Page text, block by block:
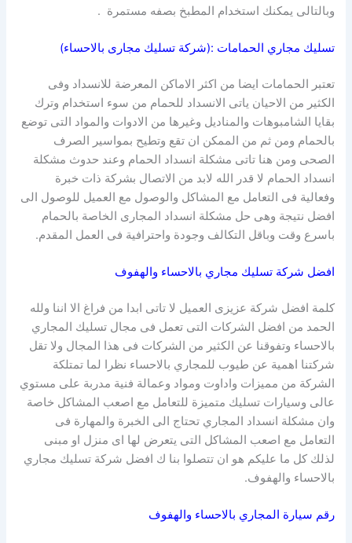
وبالتالى يمكنك استخدام المطبخ بصفه مستمرة .
تسليك مجاري الحمامات :(شركة تسليك مجارى بالاحساء)
تعتبر الحمامات ايضا من اكثر الاماكن المعرضة للانسداد وفى
الكثير من الاحيان ياتى الانسداد للحمام من سوء استخدام وترك
بقايا الشامبوهات والمناديل وغيرها من الادوات والمواد التى توضع
بالحمام ومن ثم من الممكن ان تقع وتطيح بمواسير الصرف
الصحى ومن هنا تاتى مشكلة انسداد الحمام وعند حدوث مشكلة
انسداد الحمام لا قدر الله لابد من الاتصال بشركة ذات خبرة
وفعالية فى التعامل مع المشاكل والوصول مع العميل للوصول الى
افضل نتيجة وهى حل مشكلة انسداد المجارى الخاصة بالحمام
باسرع وقت وباقل التكالف وجودة واحترافية فى العمل المقدم.
افضل شركة تسليك مجاري بالاحساء والهفوف
كلمة افضل شركة عزيزى العميل لا تاتى ابدا من فراغ الا اننا ولله
الحمد من افضل الشركات التى تعمل فى مجال تسليك المجاري
بالاحساء وتفوقنا عن الكثير من الشركات فى هذا المجال ولا تقل
شركتنا اهمية عن طيوب للمجاري بالاحساء نظرا لما تمتلكة
الشركة من مميزات واداوت ومواد وعمالة فنية مدربة على مستوي
عالى وسيارات تسليك متميزة للتعامل مع اصعب المشاكل خاصة
وان مشكلة انسداد المجاري تحتاج الى الخبرة والمهارة فى
التعامل مع اصعب المشاكل التى يتعرض لها اى منزل او مبنى
لذلك كل ما عليكم هو ان تتصلوا بنا ك افضل شركة تسليك مجاري
بالاحساء والهفوف.
رقم سيارة المجاري بالاحساء والهفوف